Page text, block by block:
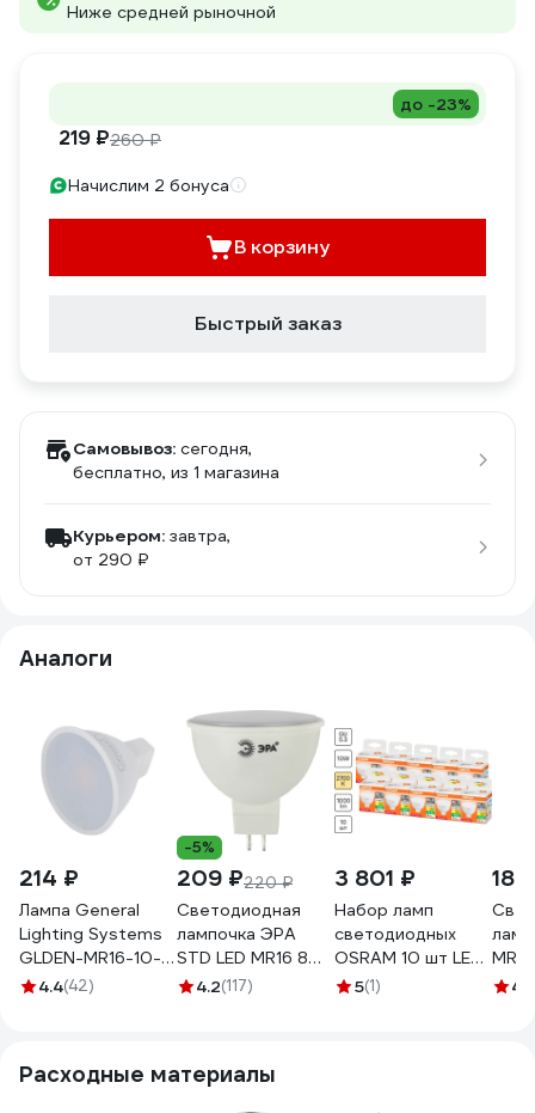
Ниже средней рыночной
до -23%
219 ₽260 ₽
Начислим 2 бонуса
В корзину
Быстрый заказ
Самовывоз: сегодня,
бесплатно, из 1 магазина
Курьером: завтра,
от 290 ₽
Аналоги
214 ₽
Лампа General
Lighting Systems
GLDEN-MR16-10-
GU5.3-12-3000
4.4(42)
-5%
209 ₽220 ₽
Светодиодная
лампочка ЭРА
STD LED MR16 8W
12V 827 GU5.3 8Вт
4.2(117)
3 801 ₽
Набор ламп
светодиодных
OSRAM 10 шт LED
Star MR16,
5(1)
5W/4.8
Расходные материалы